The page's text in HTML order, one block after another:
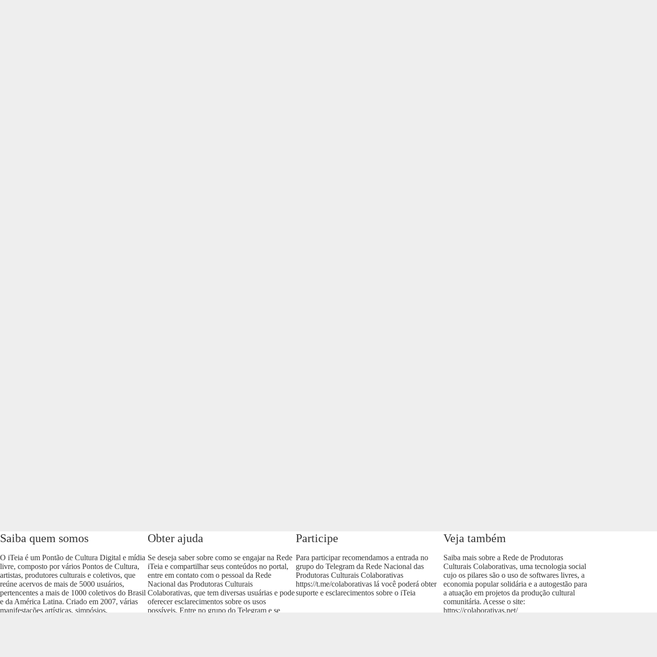
Saiba quem somos
O iTeia é um Pontão de Cultura Digital e mídia
livre, composto por vários Pontos de Cultura,
artistas, produtores culturais e coletivos, que
reúne acervos de mais de 5000 usuários,
pertencentes a mais de 1000 coletivos do Brasil
e da América Latina. Criado em 2007, várias
manifestações artísticas, simpósios,
Obter ajuda
Se deseja saber sobre como se engajar na Rede
iTeia e compartilhar seus conteúdos no portal,
entre em contato com o pessoal da Rede
Nacional das Produtoras Culturais
Colaborativas, que tem diversas usuárias e pode
oferecer esclarecimentos sobre os usos
possíveis. Entre no grupo do Telegram e se
Participe
Para participar recomendamos a entrada no
grupo do Telegram da Rede Nacional das
Produtoras Culturais Colaborativas
https://t.me/colaborativaslá você poderá obter
suporte e esclarecimentos sobre o iTeia
Veja também
Saiba mais sobre a Rede de Produtoras
Culturais Colaborativas, uma tecnologia social
cujo os pilares são o uso de softwares livres, a
economia popular solidária e a autogestão para
a atuação em projetos da produção cultural
comunitária. Acesse o site:
https://colaborativas.net/